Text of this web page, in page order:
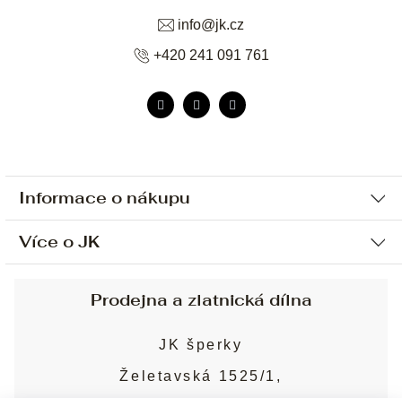
Informace o nákupu
Ochrana osobních údajů
Sjednání osobní schůzky
Obchodní podmínky
Puncovní značky
Více o JK
info@jk.cz
+420 241 091 761
Prodejna a zlatnická dílna
JK šperky
Želetavská 1525/1,